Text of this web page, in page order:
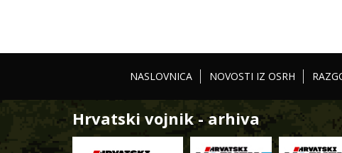
NASLOVNICA NOVOSTI IZ OSRH
Hrvatski vojnik - arhiva